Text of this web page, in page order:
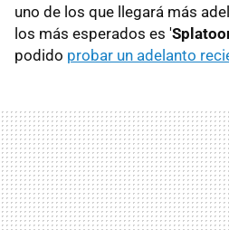
uno de los que llegará más
los más esperados es '
podido probar un adelanto